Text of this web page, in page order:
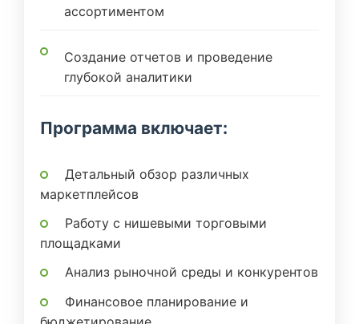
ассортиментом
Создание отчетов и проведение
глубокой аналитики
Программа включает:
Детальный обзор различных
маркетплейсов
Работу с нишевыми торговыми
площадками
Анализ рыночной среды и конкурентов
Финансовое планирование и